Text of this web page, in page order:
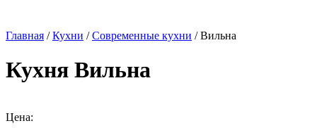
Главная /Кухни /Современные кухни / Вильна
Кухня Вильна
Цена: